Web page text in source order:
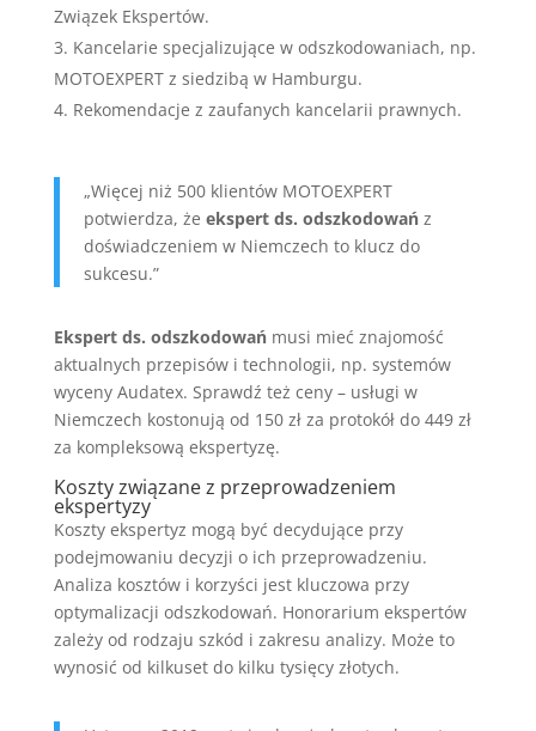
Związek Ekspertów.
Kancelarie specjalizujące w odszkodowaniach, np.
MOTOEXPERT z siedzibą w Hamburgu.
Rekomendacje z zaufanych kancelarii prawnych.
„Więcej niż 500 klientów MOTOEXPERT
potwierdza, że ekspert ds. odszkodowańz
doświadczeniem w Niemczech to klucz do
sukcesu.”
Ekspert ds. odszkodowańmusi mieć znajomość
aktualnych przepisów i technologii, np. systemów
wyceny Audatex. Sprawdź też ceny – usługi w
Niemczech kostonują od 150 zł za protokół do 449 zł
za kompleksową ekspertyzę.
Koszty związane z przeprowadzeniem
ekspertyzy
Koszty ekspertyz mogą być decydujące przy
podejmowaniu decyzji o ich przeprowadzeniu.
Analiza kosztów i korzyści jest kluczowa przy
optymalizacji odszkodowań. Honorarium ekspertów
zależy od rodzaju szkód i zakresu analizy. Może to
wynosić od kilkuset do kilku tysięcy złotych.